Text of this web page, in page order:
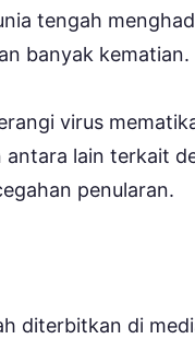
tengah
banyak kematian.
virus
lain terkait
penularan.
diterbitkan di